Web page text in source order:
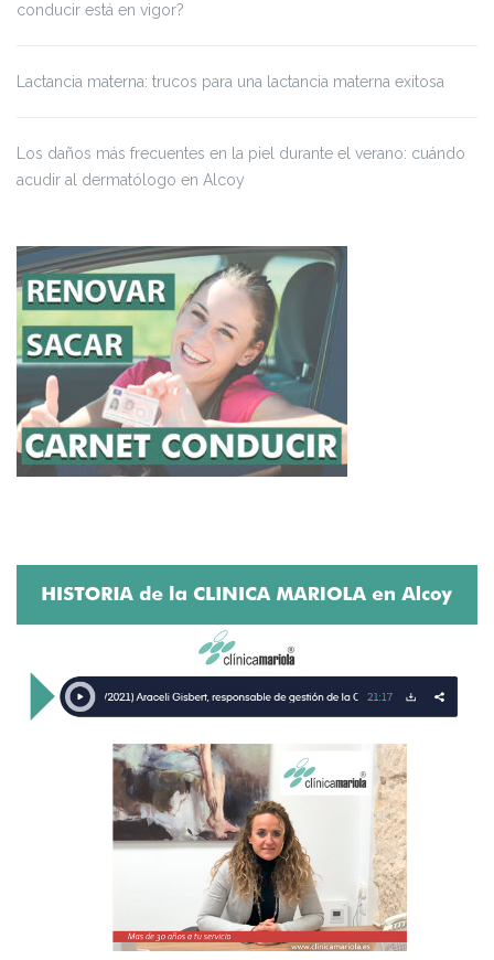
conducir está en vigor?
Lactancia materna: trucos para una lactancia materna exitosa
Los daños más frecuentes en la piel durante el verano: cuándo
acudir al dermatólogo en Alcoy